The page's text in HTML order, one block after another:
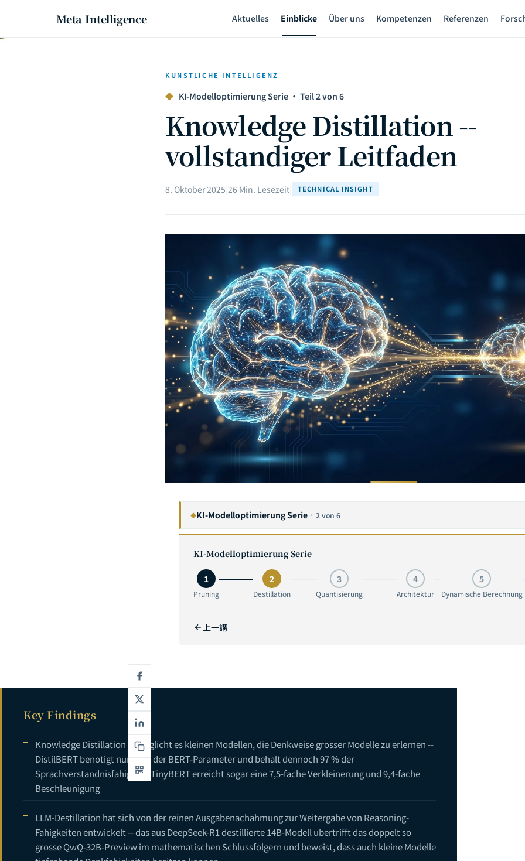
Meta Intelligence Aktuelles Einblicke Über uns Kompetenzen Referenzen
KUNSTLICHE INTELLIGENZ
◆ KI-Modelloptimierung Serie · Teil 2 von 6
Knowledge Distillation --
vollstandiger Leitfaden
8. Oktober 2025 26 Min. Lesezeit TECHNICAL INSIGHT
◆KI-Modelloptimierung Serie · 2 von 6
3
5
KI-Modelloptimierung Serie
1
Pruning
2
Destillation
3
Quantisierung
4
Architektur
5
Dynamische Berechnung
上一講
Key Findings
Knowledge Distillation ermoglicht es kleinen Modellen, die Denkweise grosser Modelle zu erlernen --
DistilBERT benotigt nur 60 % der BERT-Parameter und behalt dennoch 97 % der
Sprachverstandnisfahigkeit; TinyBERT erreicht sogar eine 7,5-fache Verkleinerung und 9,4-fache
Beschleunigung
LLM-Destillation hat sich von der reinen Ausgabenachahmung zur Weitergabe von Reasoning-
Fahigkeiten entwickelt -- das aus DeepSeek-R1 destillierte 14B-Modell ubertrifft das doppelt so
grosse QwQ-32B-Preview im mathematischen Schlussfolgern und beweist, dass auch kleine Modelle